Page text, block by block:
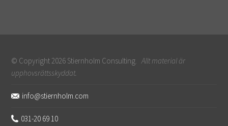
© Copyright 2026 Stiernholm Consulting.Allt material är
upphovsrättsskyddat.
info@stiernholm.com
031-20 69 10